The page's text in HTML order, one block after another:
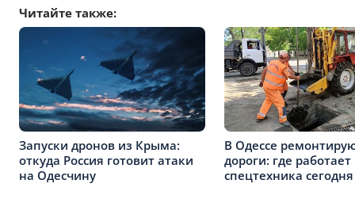
Читайте также:
Запуски дронов из Крыма:
откуда Россия готовит атаки
на Одесчину
В Одессе
дороги: где работает
спецтехника сегодня